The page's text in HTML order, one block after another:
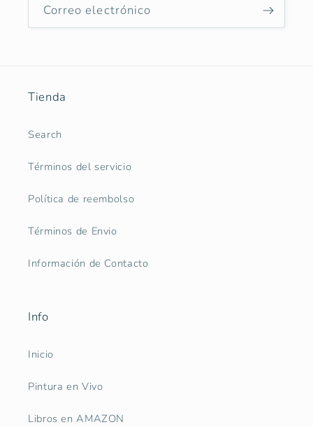
Correo electrónico
Tienda
Search
Términos del servicio
Política de reembolso
Términos de Envio
Información de Contacto
Info
Inicio
Pintura en Vivo
Libros en AMAZON